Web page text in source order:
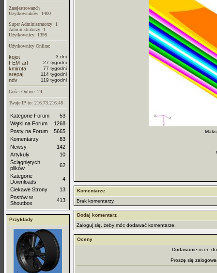
Zarejestrowanch
Uzytkowników: 1400
Super Administratorzy: 1
Administratorzy: 1
Użytkownicy: 1398
Użytkownicy Online:
kojot 3 dni
FEM-art 27 tygodni
kmirota 77 tygodni
arepaj 114 tygodni
ndv 119 tygodni
Gości Online: 24
Twoje IP to: 216.73.216.48
Kategorie Forum
53
Wątki na Forum
1268
Posty na Forum
5665
Komentarzy
83
Newsy
142
Artykuły
10
Ściągniętych
plików
62
Kategorie
Downloads
4
Ciekawe Strony
13
Postów w
Shoutbox
413
Przykłady
Komentarze
Brak komentarzy.
Dodaj komentarz
Zaloguj się, żeby móc dodawać komentarze.
Oceny
Dodawanie ocen
Proszę się